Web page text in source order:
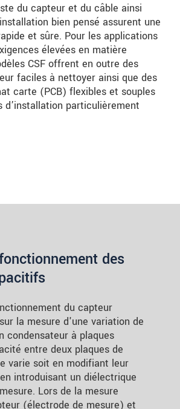
du capteur et du câble ainsi
bien pensé assurent une
et sûre. Pour les applications
élevées en matière
CSF offrent en outre des
faciles à nettoyer ainsi que des
carte (PCB) flexibles et souples
d’installation particulièrement
des
du capteur
la mesure d'une variation de
condensateur à plaques
entre deux plaques de
varie soit en modifiant leur
introduisant un diélectrique
Lors de la mesure
(électrode de mesure) et